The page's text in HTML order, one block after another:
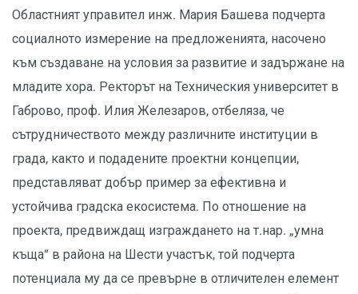
Областният управител инж. Мария Башева подчерта
социалното измерение на предложенията, насочено
към създаване на условия за развитие и задържане на
младите хора. Ректорът на Техническия университет в
Габрово, проф. Илия Железаров, отбеляза, че
сътрудничеството между различните институции в
града, както и подадените проектни концепции,
представляват добър пример за ефективна и
устойчива градска екосистема. По отношение на
проекта, предвиждащ изграждането на т.нар. „умна
къща“ в района на Шести участък, той подчерта
потенциала му да се превърне в отличителен елемент